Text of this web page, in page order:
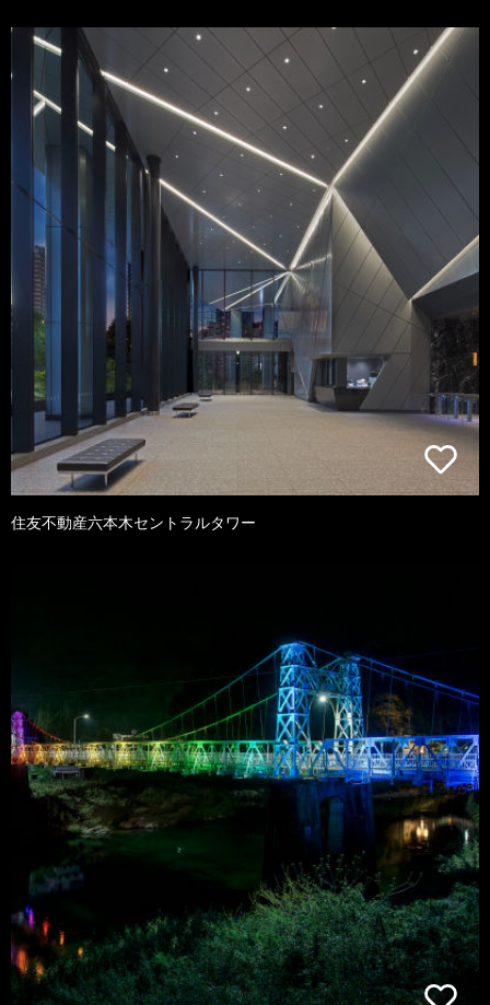
住友不動産六本木セントラルタワー